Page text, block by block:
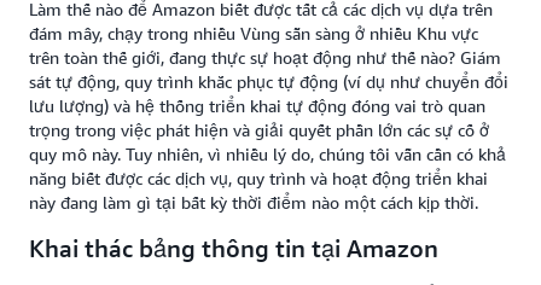
Làm thế nào để Amazon biết được tất cả các dịch vụ dựa trên
đám mây, chạy trong nhiều Vùng sẵn sàng ở nhiều Khu vực
trên toàn thế giới, đang thực sự hoạt động như thế nào? Giám
sát tự động, quy trình khắc phục tự động (ví dụ như chuyển đổi
lưu lượng) và hệ thống triển khai tự động đóng vai trò quan
trọng trong việc phát hiện và giải quyết phần lớn các sự cố ở
quy mô này. Tuy nhiên, vì nhiều lý do, chúng tôi vẫn cần có khả
năng biết được các dịch vụ, quy trình và hoạt động triển khai
này đang làm gì tại bất kỳ thời điểm nào một cách kịp thời.
Khai thác bảng thông tin tại Amazon